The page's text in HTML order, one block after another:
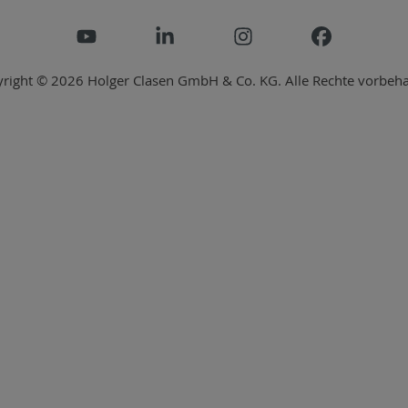
© 2026 Holger Clasen GmbH & Co. KG. Alle Rechte